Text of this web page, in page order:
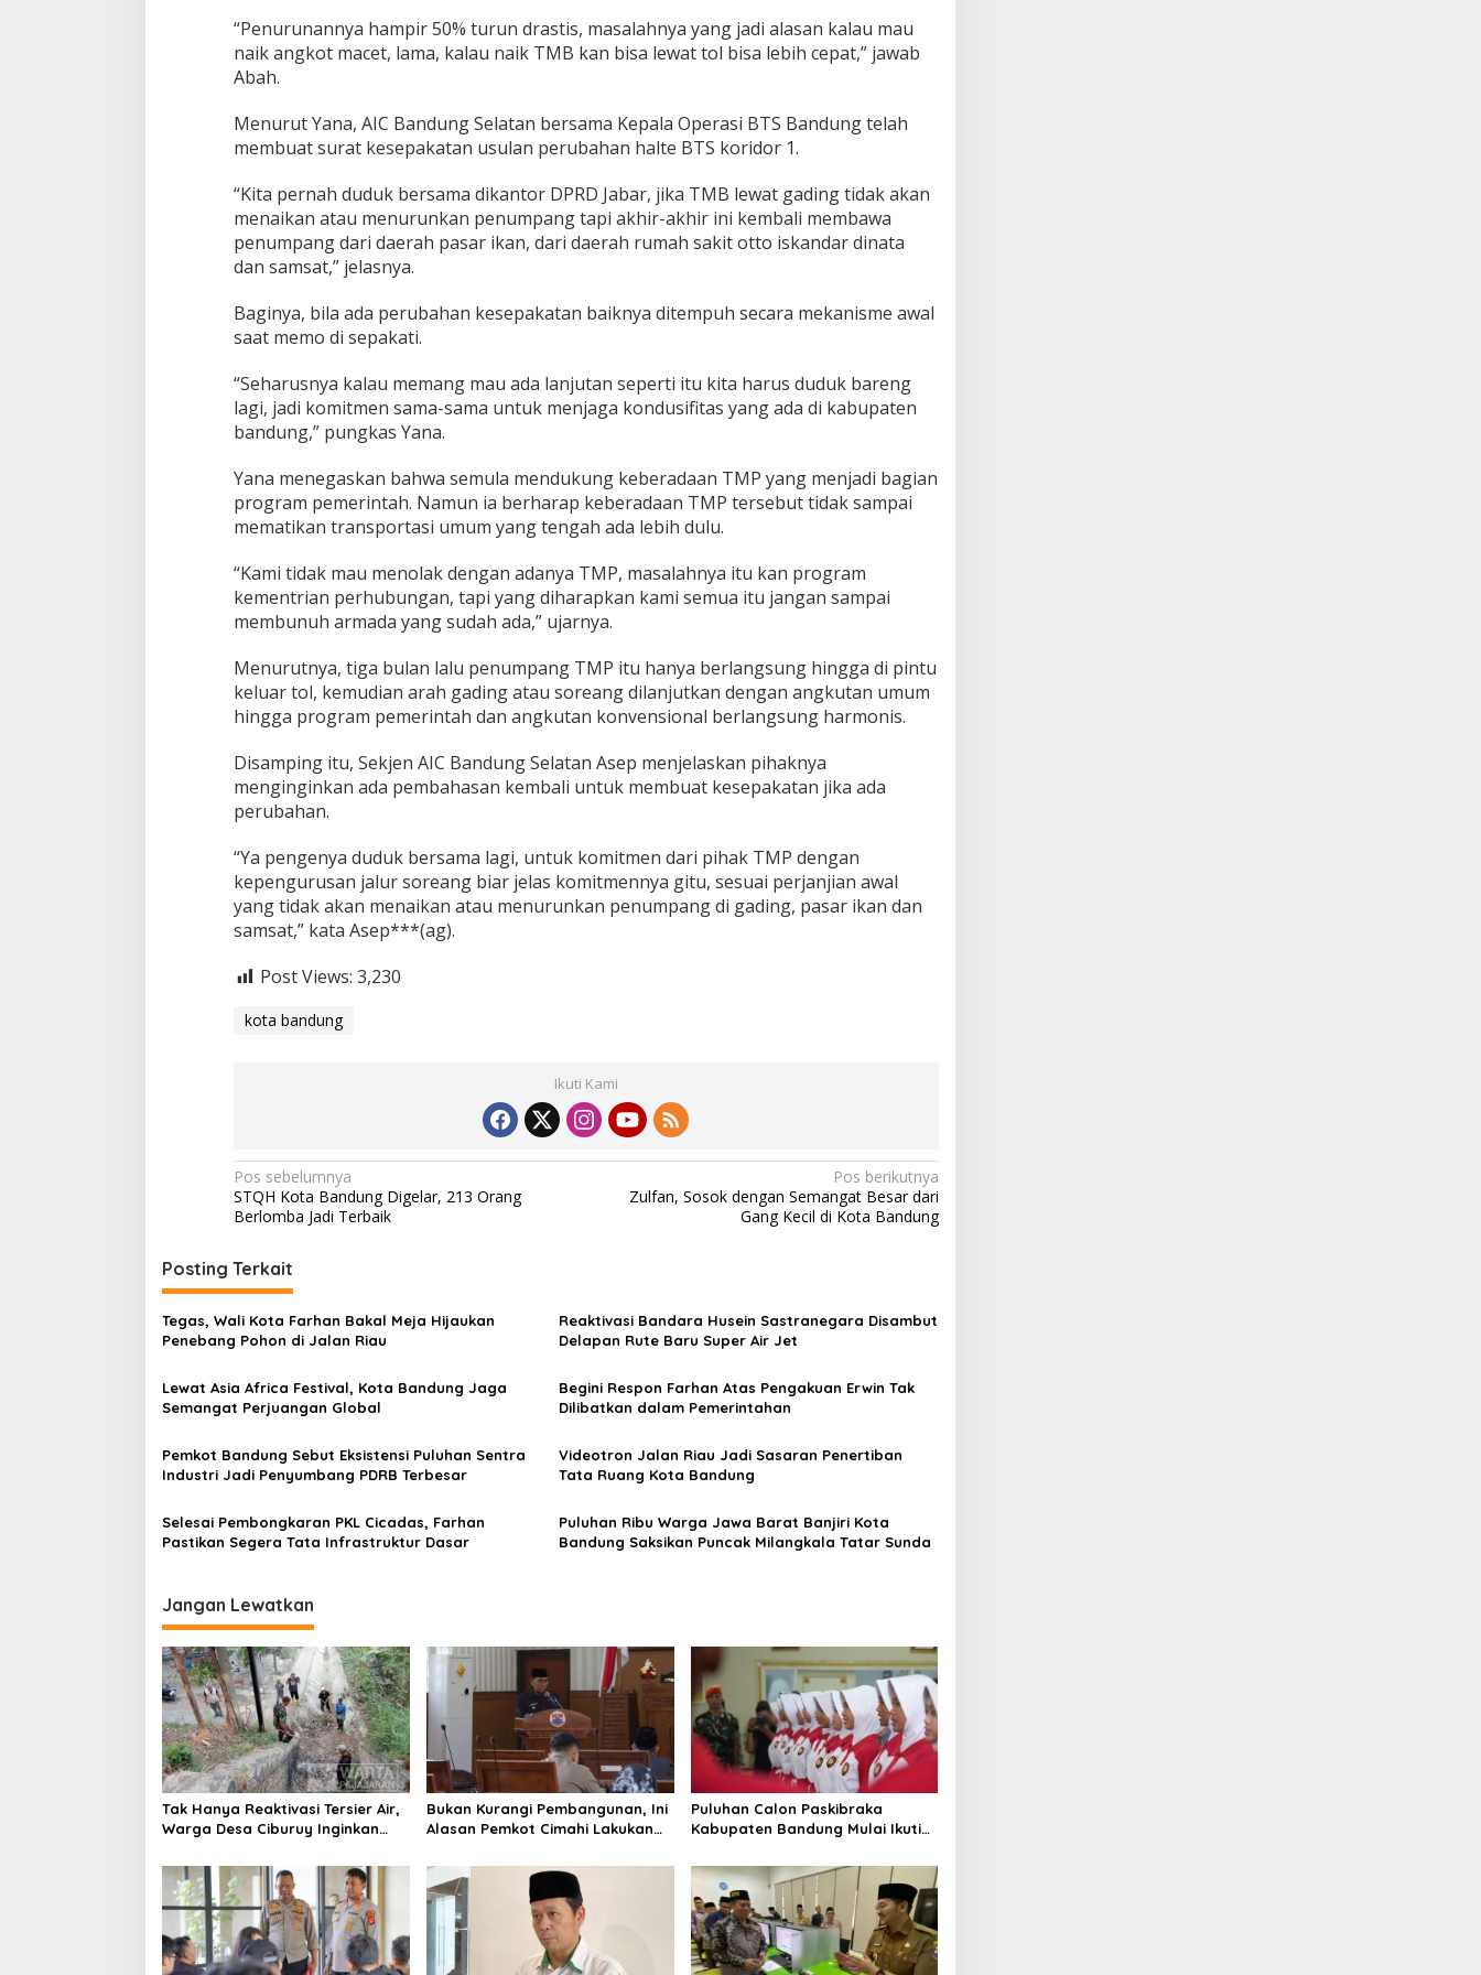
“Penurunannya hampir 50% turun drastis, masalahnya yang jadi alasan kalau mau
naik angkot macet, lama, kalau naik TMB kan bisa lewat tol bisa lebih cepat,” jawab
Abah.
Menurut Yana, AIC Bandung Selatan bersama Kepala Operasi BTS Bandung telah
membuat surat kesepakatan usulan perubahan halte BTS koridor 1.
“Kita pernah duduk bersama dikantor DPRD Jabar, jika TMB lewat gading tidak akan
menaikan atau menurunkan penumpang tapi akhir-akhir ini kembali membawa
penumpang dari daerah pasar ikan, dari daerah rumah sakit otto iskandar dinata
dan samsat,” jelasnya.
Baginya, bila ada perubahan kesepakatan baiknya ditempuh secara mekanisme awal
saat memo di sepakati.
“Seharusnya kalau memang mau ada lanjutan seperti itu kita harus duduk bareng
lagi, jadi komitmen sama-sama untuk menjaga kondusifitas yang ada di kabupaten
bandung,” pungkas Yana.
Yana menegaskan bahwa semula mendukung keberadaan TMP yang menjadi bagian
program pemerintah. Namun ia berharap keberadaan TMP tersebut tidak sampai
mematikan transportasi umum yang tengah ada lebih dulu.
“Kami tidak mau menolak dengan adanya TMP, masalahnya itu kan program
kementrian perhubungan, tapi yang diharapkan kami semua itu jangan sampai
membunuh armada yang sudah ada,” ujarnya.
Menurutnya, tiga bulan lalu penumpang TMP itu hanya berlangsung hingga di pintu
keluar tol, kemudian arah gading atau soreang dilanjutkan dengan angkutan umum
hingga program pemerintah dan angkutan konvensional berlangsung harmonis.
Disamping itu, Sekjen AIC Bandung Selatan Asep menjelaskan pihaknya
menginginkan ada pembahasan kembali untuk membuat kesepakatan jika ada
perubahan.
“Ya pengenya duduk bersama lagi, untuk komitmen dari pihak TMP dengan
kepengurusan jalur soreang biar jelas komitmennya gitu, sesuai perjanjian awal
yang tidak akan menaikan atau menurunkan penumpang di gading, pasar ikan dan
samsat,” kata Asep***(ag).
Post Views: 3,230
kota bandung
Ikuti Kami
N
a
i
g
a
i
o
s
Pos sebelumnya
STQH Kota Bandung Digelar, 213 Orang
Berlomba Jadi Terbaik
Pos berikutnya
Zulfan, Sosok dengan Semangat Besar dari
Gang Kecil di Kota Bandung
Posting Terkait
Tegas, Wali Kota Farhan Bakal Meja Hijaukan
Penebang Pohon di Jalan Riau
Reaktivasi Bandara Husein Sastranegara Disambut
Delapan Rute Baru Super Air Jet
Lewat Asia Africa Festival, Kota Bandung Jaga
Semangat Perjuangan Global
Begini Respon Farhan Atas Pengakuan Erwin Tak
Dilibatkan dalam Pemerintahan
Pemkot Bandung Sebut Eksistensi Puluhan Sentra
Industri Jadi Penyumbang PDRB Terbesar
Videotron Jalan Riau Jadi Sasaran Penertiban
Tata Ruang Kota Bandung
Selesai Pembongkaran PKL Cicadas, Farhan
Pastikan Segera Tata Infrastruktur Dasar
Puluhan Ribu Warga Jawa Barat Banjiri Kota
Bandung Saksikan Puncak Milangkala Tatar Sunda
Jangan Lewatkan
Tak Hanya Reaktivasi Tersier Air,
Warga Desa Ciburuy Inginkan
Bukan Kurangi Pembangunan, Ini
Alasan Pemkot Cimahi Lakukan
Puluhan Calon Paskibraka
Kabupaten Bandung Mulai Ikuti